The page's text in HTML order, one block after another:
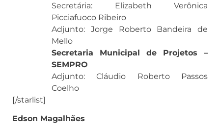
Secretária: Elizabeth Verônica
Picciafuoco Ribeiro
Adjunto: Jorge Roberto Bandeira de
Mello
Secretaria Municipal de Projetos –
SEMPRO
Adjunto: Cláudio Roberto Passos
Coelho
[/starlist]
Edson Magalhães